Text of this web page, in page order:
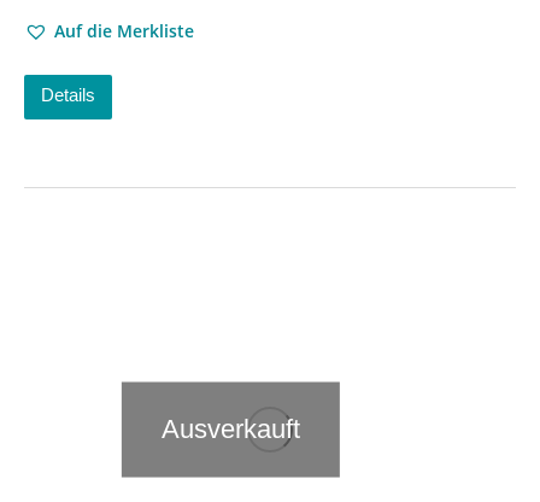
Auf die Merkliste
Details
Ausverkauft